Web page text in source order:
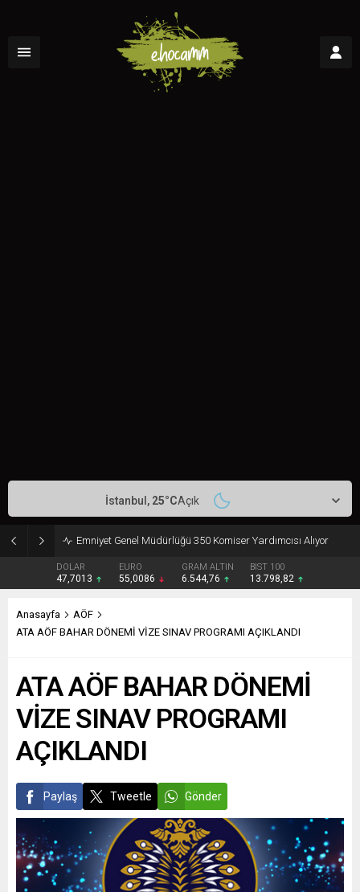
DOLAR
47,7013
EURO
55,0086
GRAM ALTIN
6.544,76
BIST 100
13.798,82
İstanbul, 25°CAçık
Anasayfa
AÖF
ATA AÖF BAHAR DÖNEMİ VİZE SINAV PROGRAMI AÇIKLANDI
ATA AÖF BAHAR DÖNEMİ
VİZE SINAV PROGRAMI
AÇIKLANDI
Paylaş Tweetle Gönder